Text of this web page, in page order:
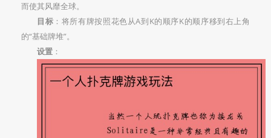
而使其风靡全球。
目标 ：将所有牌按照花色从A到K的顺序K的顺序移到右上角
的“基础牌堆”。
设置 ：